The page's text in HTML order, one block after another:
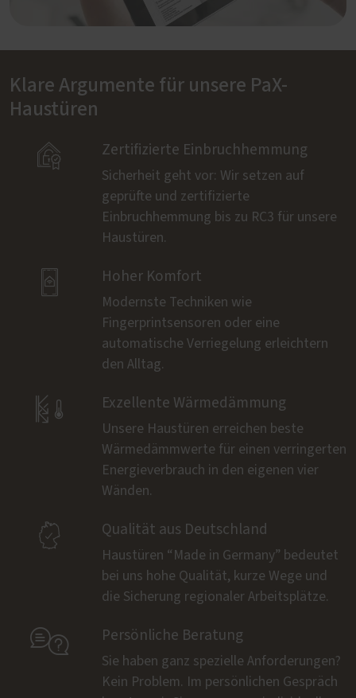
Klare Argumente für unsere PaX-
Haustüren
 Zertifizierte Einbruchhemmung
Sicherheit geht vor: Wir setzen auf
geprüfte und zertifizierte
Einbruchhemmung bis zu RC3 für unsere
Haustüren.
 Hoher Komfort
Modernste Techniken wie
Fingerprintsensoren oder eine
automatische Verriegelung erleichtern
den Alltag.
 Exzellente Wärmedämmung
Unsere Haustüren erreichen beste
Wärmedämmwerte für einen verringerten
Energieverbrauch in den eigenen vier
Wänden.
 Qualität aus Deutschland
Haustüren “Made in Germany” bedeutet
bei uns hohe Qualität, kurze Wege und
die Sicherung regionaler Arbeitsplätze.
 Persönliche Beratung
Sie haben ganz spezielle Anforderungen?
Kein Problem. Im persönlichen Gespräch